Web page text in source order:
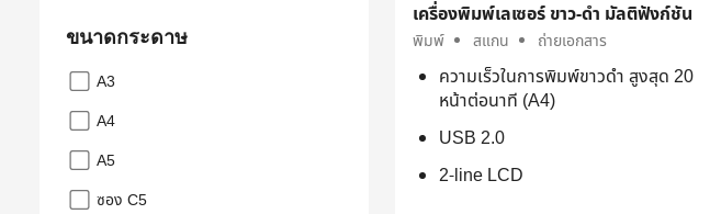
ขนาดกระดาษ
A3
A4
A5
ซอง C5
เครื่องพิมพ์เลเซอร์ ขาว-ดำ มัลติฟังก์ชัน
พิมพ์ สแกน ถ่ายเอกสาร
ความเร็วในการพิมพ์ขาวดำ สูงสุด 20
หน้าต่อนาที (A4)
USB 2.0
2-line LCD